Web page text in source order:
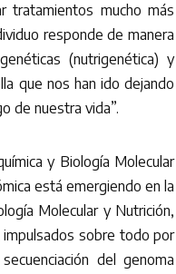
tratamientos mucho más
responde de manera
(nutrigenética) y
que nos han ido dejando
de nuestra vida”.
y Biología Molecular
está emergiendo en la
Molecular y Nutrición,
sobre todo por
del genoma